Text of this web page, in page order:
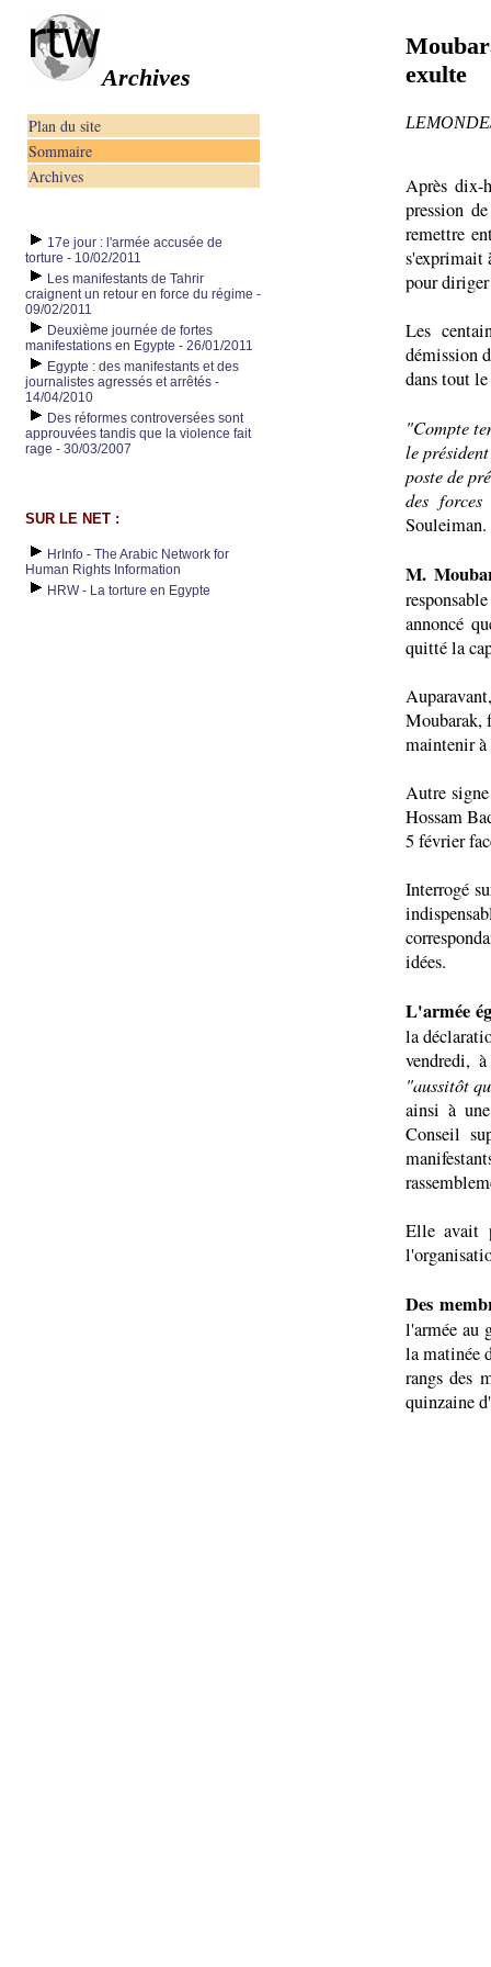
Archives
Plan du site
Sommaire
Archives
17e jour : l'armée accusée de
torture - 10/02/2011
Les manifestants de Tahrir
craignent un retour en force du régime -
09/02/2011
Deuxième journée de fortes
manifestations en Egypte - 26/01/2011
Egypte : des manifestants et des
journalistes agressés et arrêtés -
14/04/2010
Des réformes controversées sont
approuvées tandis que la violence fait
rage - 30/03/2007
SUR LE NET :
HrInfo - The Arabic Network for
Human Rights Information
HRW - La torture en Egypte
exulte
Après dix-
pression
remettre
s'exprimait
pour
Les
démission
dans tout le
"Compte
le
poste de
des
Souleiman.
M.
annoncé
quitté la
Moubarak,
maintenir à
Autre
Hossam
5 février
Interrogé
idées.
L'armée
la
vendredi,
"aussitôt
ainsi à
Conseil
Elle avait
Des
l'armée au
la matinée
rangs des
quinzaine